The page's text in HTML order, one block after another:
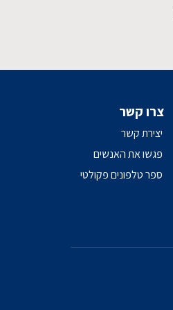
צרו קשר
יצירת קשר
פגשו את האנשים
ספר טלפונים פקולטי